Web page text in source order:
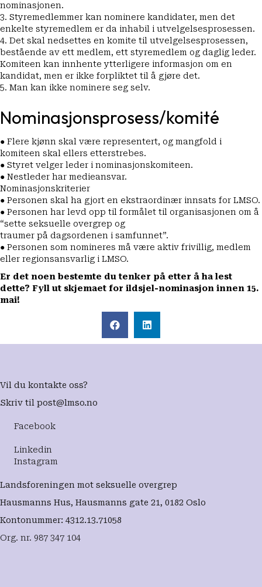
nominasjonen.
3. Styremedlemmer kan nominere kandidater, men det
enkelte styremedlem er da inhabil i utvelgelsesprosessen.
4. Det skal nedsettes en komite til utvelgelsesprosessen,
bestående av ett medlem, ett styremedlem og daglig leder.
Komiteen kan innhente ytterligere informasjon om en
kandidat, men er ikke forpliktet til å gjøre det.
5. Man kan ikke nominere seg selv.
Nominasjonsprosess/komité
● Flere kjønn skal være representert, og mangfold i
komiteen skal ellers etterstrebes.
● Styret velger leder i nominasjonskomiteen.
● Nestleder har medieansvar.
Nominasjonskriterier
● Personen skal ha gjort en ekstraordinær innsats for LMSO.
● Personen har levd opp til formålet til organisasjonen om å
“sette seksuelle overgrep og
traumer på dagsordenen i samfunnet”.
● Personen som nomineres må være aktiv frivillig, medlem
eller regionsansvarlig i LMSO.
Er det noen bestemte du tenker på etter å ha lest
dette? Fyll ut skjemaet for ildsjel-nominasjon innen 15.
mai!
Vil du kontakte oss?
Skriv til post@lmso.no
Facebook
Linkedin
Instagram
Landsforeningen mot seksuelle overgrep
Hausmanns Hus, Hausmanns gate 21, 0182 Oslo
Kontonummer: 4312.13.71058
Org. nr. 987 347 104